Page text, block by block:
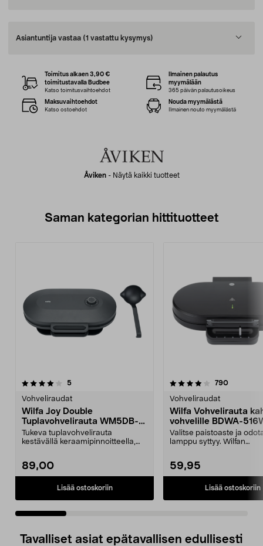
Asiantuntija vastaa (1 vastattu kysymys)
Åviken- Näytä kaikki tuotteet
Toimitus alkaen 3,90 €
toimitustavalla Budbee
Katso toimitusvaihtoehdot
Ilmainen palautus
myymälään
365 päivän palautusoikeus
Maksuvaihtoehdot
Katso ostoehdot
Nouda myymälästä
Ilmainen nouto myymälästä
Saman kategorian hittituotteet
5arvostelut
Vohveliraudat
Wilfa Joy Double
Tuplavohvelirauta WM5DB-
200P, musta
Tukeva tuplavohvelirauta
kestävällä keraamipinnoitteella,
89,00
Lisää ostoskoriin
4.0 viidestä
790arvostelut
Vohveliraudat
Wilfa Vohvelirauta
vohvelille BDWA-
matta musta
Valitse paistoaste ja
lamppu syttyy. Wilfan
59,95
Lisää ostoskoriin
4.5 viidestä
Tavalliset asiat epätavallisen edullisesti